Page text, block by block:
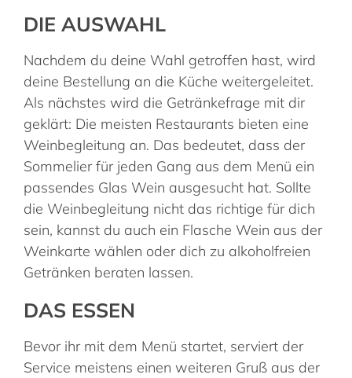
DIE AUSWAHL
Nachdem du deine Wahl getroffen hast, wird
deine Bestellung an die Küche weitergeleitet.
Als nächstes wird die Getränkefrage mit dir
geklärt: Die meisten Restaurants bieten eine
Weinbegleitung an. Das bedeutet, dass der
Sommelier für jeden Gang aus dem Menü ein
passendes Glas Wein ausgesucht hat. Sollte
die Weinbegleitung nicht das richtige für dich
sein, kannst du auch ein Flasche Wein aus der
Weinkarte wählen oder dich zu alkoholfreien
Getränken beraten lassen.
DAS ESSEN
Bevor ihr mit dem Menü startet, serviert der
Service meistens einen weiteren Gruß aus der